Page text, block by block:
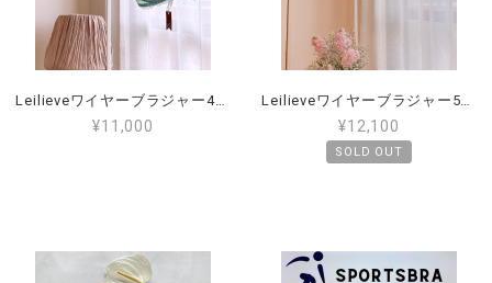
Leilieveワイヤーブラジャー4E（日本サイズF80～85）ぽっちゃりさんにおすすめのブラ（LE-CAP8704）
¥11,000
Leilieveワイヤーブラジャー5E（日本サイズF85～90）ぽっちゃりさんにおすすめのブラ（LE-HAP8702-5E）
¥12,100
SOLD OUT